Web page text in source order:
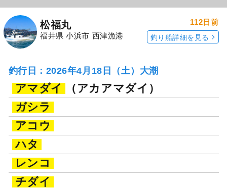
松福丸
福井県 小浜市 西津漁港
112日前
釣り船詳細を見る
釣行日：2026年4月18日（土）大潮
アマダイ
（アカアマダイ）
ガシラ
アコウ
ハタ
レンコ
チダイ